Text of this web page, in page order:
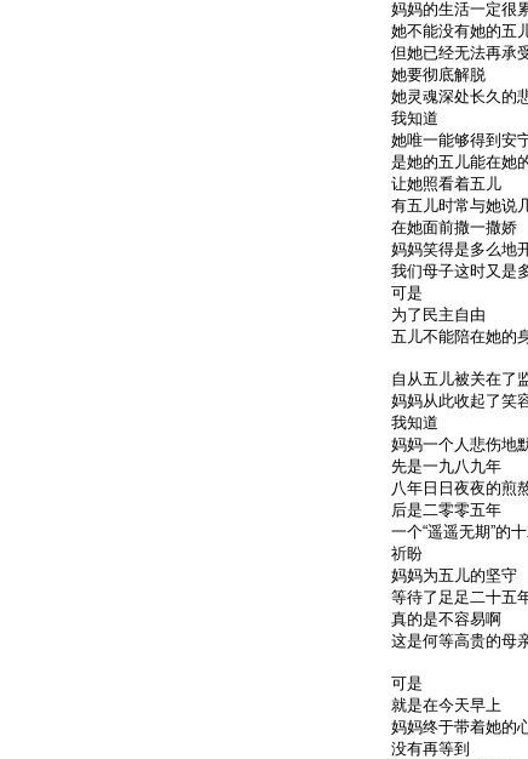
妈妈的生活一定很
她不能没有她的五
但她已经无法再承
她要彻底解脱
她灵魂深处长久的
我知道
她唯一能够得到安
是她的五儿能在她
让她照看着五儿
有五儿时常与她说
在她面前撒一撒娇
妈妈笑得是多么地
我们母子这时又是
可是
为了民主自由
五儿不能陪在她的
自从五儿被关在了
妈妈从此收起了笑
我知道
妈妈一个人悲伤地
先是一九八九年
八年日日夜夜的煎
后是二零零五年
一个“遥遥无期”的
祈盼
妈妈为五儿的坚守
等待了足足二十五
真的是不容易啊
这是何等高贵的母
可是
就是在今天早上
妈妈终于带着她的
没有再等到